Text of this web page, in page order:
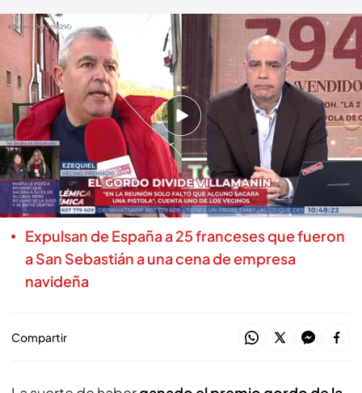
Ezequiel, vecino de Villamanín (León) .
En boca de todos
29 DIC 2025 - 11:31h.
El pueblo de Villamanín acusa a los jóvenes de
la comisión de fiestas de intentar estafar a los
vecinos y se ven obligados a renunciar a sus
participaciones
Expulsan de España a 25 franceses que fueron
a San Sebastián a una cena de empresa
navideña
Compartir